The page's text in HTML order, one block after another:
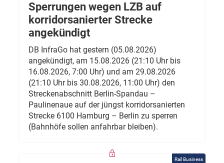
Sperrungen wegen LZB auf
korridorsanierter Strecke
angekündigt
DB InfraGo hat gestern (05.08.2026)
angekündigt, am 15.08.2026 (21:10 Uhr bis
16.08.2026, 7:00 Uhr) und am 29.08.2026
(21:10 Uhr bis 30.08.2026, 11:00 Uhr) den
Streckenabschnitt Berlin-Spandau –
Paulinenaue auf der jüngst korridorsanierten
Strecke 6100 Hamburg – Berlin zu sperren
(Bahnhöfe sollen anfahrbar bleiben).
Rail Business